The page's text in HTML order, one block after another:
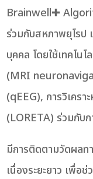
Brainwell✚
ร่วมกับสหภาพยุโรป
บุคคล โดยใช้เทคโน
(MRI
(qEEG), การวิเคร
(LORETA) ร่วมกับ
มีการติดตามวัดผลท
เนื่องระยะยาว เพื่อ